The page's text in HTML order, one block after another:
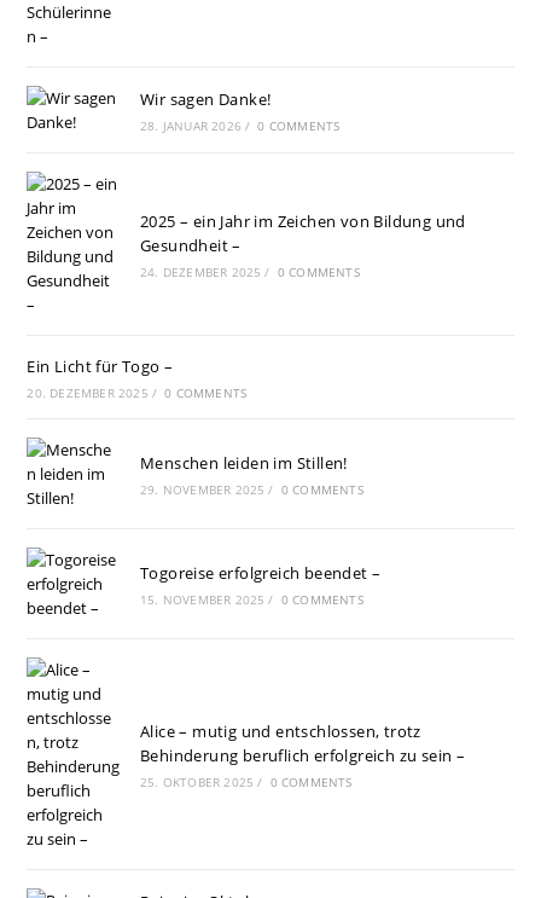
Wir sagen Danke!
28. JANUAR 2026 / 0 COMMENTS
2025 – ein Jahr im Zeichen von Bildung und
Gesundheit –
24. DEZEMBER 2025 / 0 COMMENTS
Ein Licht für Togo –
20. DEZEMBER 2025 / 0 COMMENTS
Menschen leiden im Stillen!
29. NOVEMBER 2025 / 0 COMMENTS
Togoreise erfolgreich beendet –
15. NOVEMBER 2025 / 0 COMMENTS
Alice – mutig und entschlossen, trotz
Behinderung beruflich erfolgreich zu sein –
25. OKTOBER 2025 / 0 COMMENTS